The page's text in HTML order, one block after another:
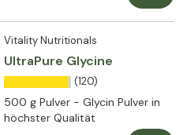
Vitality Nutritionals
UltraPure Glycine
(120)
500 g Pulver - Glycin Pulver in
höchster Qualität